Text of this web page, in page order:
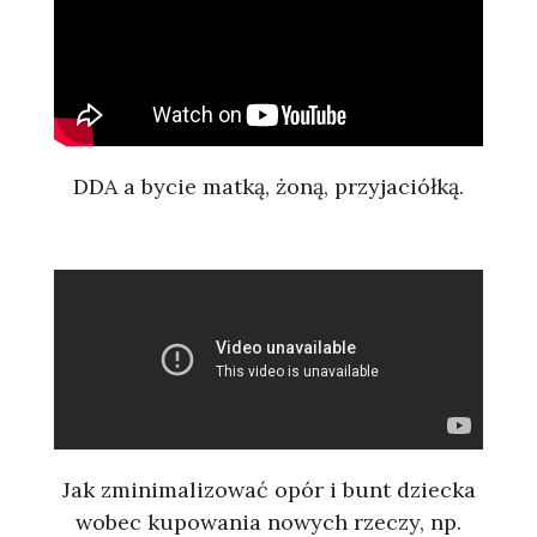
DDA a bycie matką, żoną, przyjaciółką.
Jak zminimalizować opór i bunt dziecka
wobec kupowania nowych rzeczy, np.